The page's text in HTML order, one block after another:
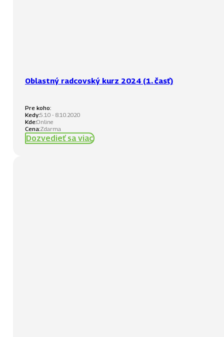
Oblastný radcovský kurz 2024 (1. časť)
Pre koho:
Kedy:5.10 - 8.10.2020
Kde:Online
Cena:Zdarma
Dozvedieť sa viac